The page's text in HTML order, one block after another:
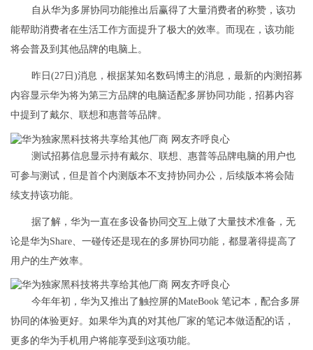
自从华为多屏协同功能推出后赢得了大量消费者的称赞，该功
能帮助消费者在生活工作方面提升了极大的效率。而现在，该功能
将会普及到其他品牌的电脑上。
昨日(27日)消息，根据某知名数码博主的消息，最新的内测招募
内容显示华为将为第三方品牌的电脑适配多屏协同功能，招募内容
中提到了戴尔、联想和惠普等品牌。
测试招募信息显示持有戴尔、联想、惠普等品牌电脑的用户也
可参与测试，但是首个内测版本不支持协同办公，后续版本将会陆
续支持该功能。
据了解，华为一直在多设备协同交互上做了大量技术准备，无
论是华为Share、一碰传还是现在的多屏协同功能，都显著得提高了
用户的生产效率。
今年年初，华为又推出了触控屏的MateBook 笔记本，配合多屏
协同的体验更好。如果华为真的对其他厂家的笔记本做适配的话，
更多的华为手机用户将能享受到这项功能。